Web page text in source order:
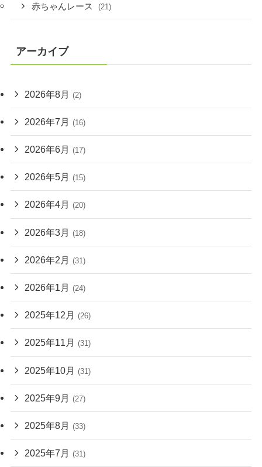
赤ちゃんレース (21)
アーカイブ
2026年8月 (2)
2026年7月 (16)
2026年6月 (17)
2026年5月 (15)
2026年4月 (20)
2026年3月 (18)
2026年2月 (31)
2026年1月 (24)
2025年12月 (26)
2025年11月 (31)
2025年10月 (31)
2025年9月 (27)
2025年8月 (33)
2025年7月 (31)